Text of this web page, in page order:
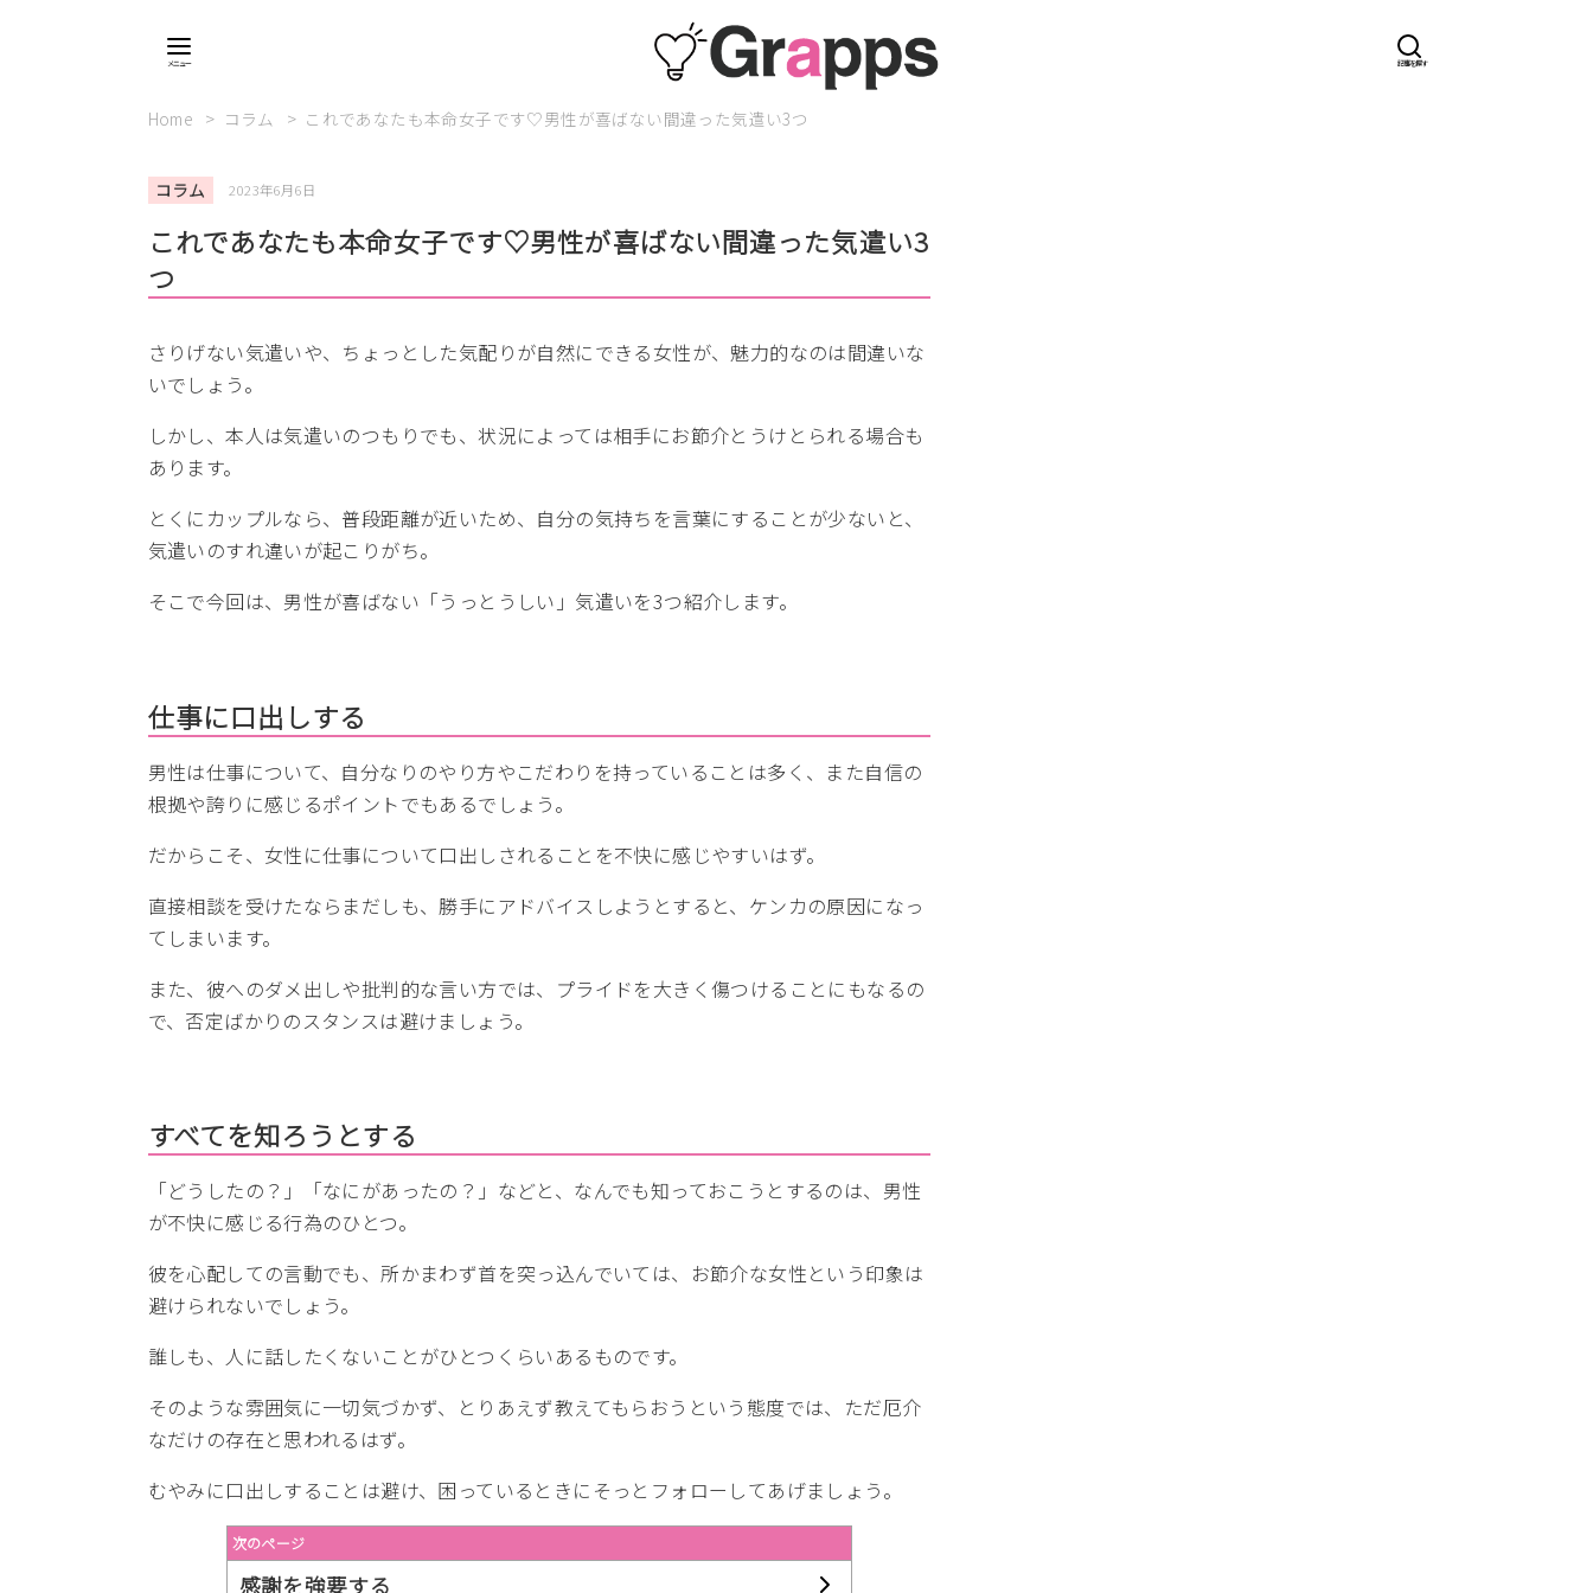
Home コラム これであなたも本命女子です♡男性が喜ばない間違った気遣い3つ
コラム 2023年6月6日
これであなたも本命女子です♡男性が喜ばない間違った気遣い3
つ
さりげない気遣いや、ちょっとした気配りが自然にできる女性が、魅力的なのは間違いな
いでしょう。
しかし、本人は気遣いのつもりでも、状況によっては相手にお節介とうけとられる場合も
あります。
とくにカップルなら、普段距離が近いため、自分の気持ちを言葉にすることが少ないと、
気遣いのすれ違いが起こりがち。
そこで今回は、男性が喜ばない「うっとうしい」気遣いを3つ紹介します。
仕事に口出しする
男性は仕事について、自分なりのやり方やこだわりを持っていることは多く、また自信の
根拠や誇りに感じるポイントでもあるでしょう。
だからこそ、女性に仕事について口出しされることを不快に感じやすいはず。
直接相談を受けたならまだしも、勝手にアドバイスしようとすると、ケンカの原因になっ
てしまいます。
また、彼へのダメ出しや批判的な言い方では、プライドを大きく傷つけることにもなるの
で、否定ばかりのスタンスは避けましょう。
すべてを知ろうとする
「どうしたの？」「なにがあったの？」などと、なんでも知っておこうとするのは、男性
が不快に感じる行為のひとつ。
彼を心配しての言動でも、所かまわず首を突っ込んでいては、お節介な女性という印象は
避けられないでしょう。
誰しも、人に話したくないことがひとつくらいあるものです。
そのような雰囲気に一切気づかず、とりあえず教えてもらおうという態度では、ただ厄介
なだけの存在と思われるはず。
むやみに口出しすることは避け、困っているときにそっとフォローしてあげましょう。
次のページ
感謝を強要する